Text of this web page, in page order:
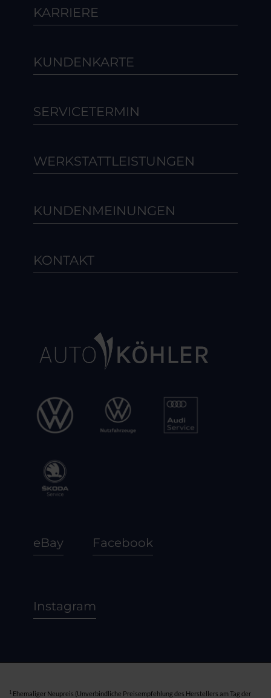
KARRIERE
KUNDENKARTE
SERVICETERMIN
WERKSTATTLEISTUNGEN
KUNDENMEINUNGEN
KONTAKT
eBay Facebook
Instagram
1 Ehemaliger Neupreis (Unverbindliche Preisempfehlung des Herstellers am Tag der